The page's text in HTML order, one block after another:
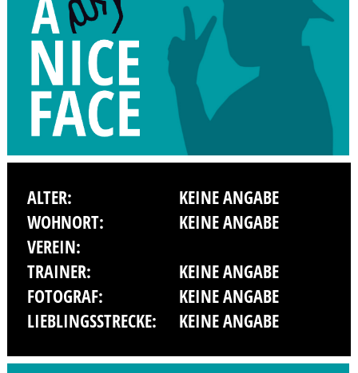
ALTER:
KEINE ANGABE
WOHNORT:
KEINE ANGABE
VEREIN:
TRAINER:
KEINE ANGABE
FOTOGRAF:
KEINE ANGABE
LIEBLINGSSTRECKE:
KEINE ANGABE